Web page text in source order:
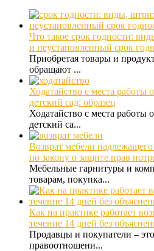
Что такое срок годности:
и неустановленный срок
Приобретая товары и
обращают ...
Ходатайство с места работы
детский сад: образец
Ходатайство с места работы
детский са...
Возврат мебели
по закону о защите прав
Мебельные гарнитуры и
товарам, покупка...
Как на практике работает
течение 14 дней без
Продавцы и покупатели –
правоотношени...